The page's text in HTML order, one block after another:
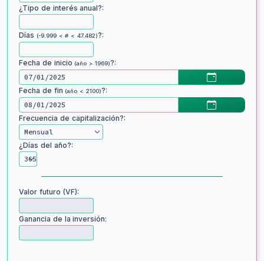
¿Tipo de interés anual?:
Días (-9.999 < # < 47.482)?:
Fecha de inicio (año > 1969)?:
Fecha de fin (año < 2100)?:
Frecuencia de capitalización?:
¿Días del año?:
Valor futuro (VF):
Ganancia de la inversión: